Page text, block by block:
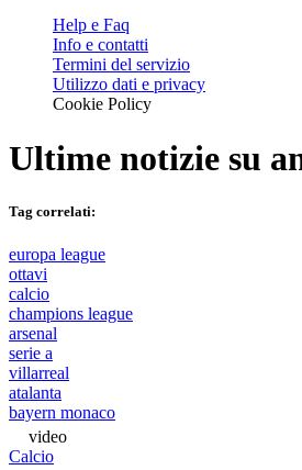
Help e Faq
Info e contatti
Termini del servizio
Utilizzo dati e privacy
Cookie Policy
Ultime notizie su
Tag correlati:
europa league
ottavi
calcio
champions league
arsenal
serie a
villarreal
atalanta
bayern monaco
video
Calcio